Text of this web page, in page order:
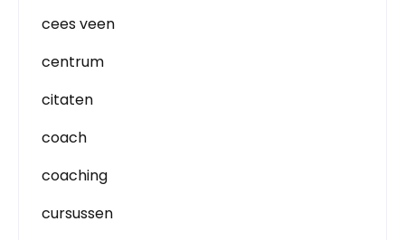
cees veen
centrum
citaten
coach
coaching
cursussen